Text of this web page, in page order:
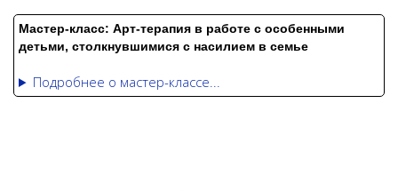
Мастер-класс: Арт-терапия в работе с особенными
детьми, столкнувшимися с насилием в семье
Подробнее о мастер-классе...